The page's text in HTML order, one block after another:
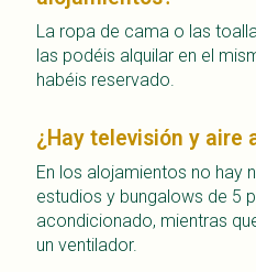
La ropa de cama o las
las podéis alquilar en el
habéis reservado.
¿Hay televisión y aire
En los alojamientos no hay
estudios y bungalows de 5
acondicionado, mientras
un ventilador.